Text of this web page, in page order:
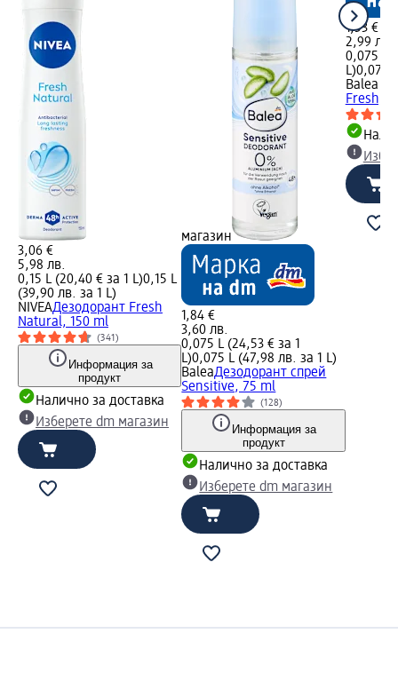
3,06 €
5,98 лв.
0,15 L (20,40 € за 1 L)0,15 L
(39,90 лв. за 1 L)
NIVEAДезодорант Fresh
Natural, 150 ml
(341)
Информация за
продукт
Налично за доставка
Изберете dm магазин
магазин
1,84 €
3,60 лв.
0,075 L (24,53 € за 1
L)0,075 L (47,98 лв. за 1 L)
BaleaДезодорант спрей
Sensitive, 75 ml
(128)
Информация за
продукт
Налично за доставка
Изберете dm магазин
1,53 €
2,99 лв.
0,075 L
L)0,075
Balea
Fresh,